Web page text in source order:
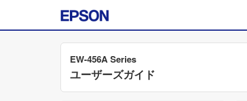
EW-456A Series
ユーザーズガイド